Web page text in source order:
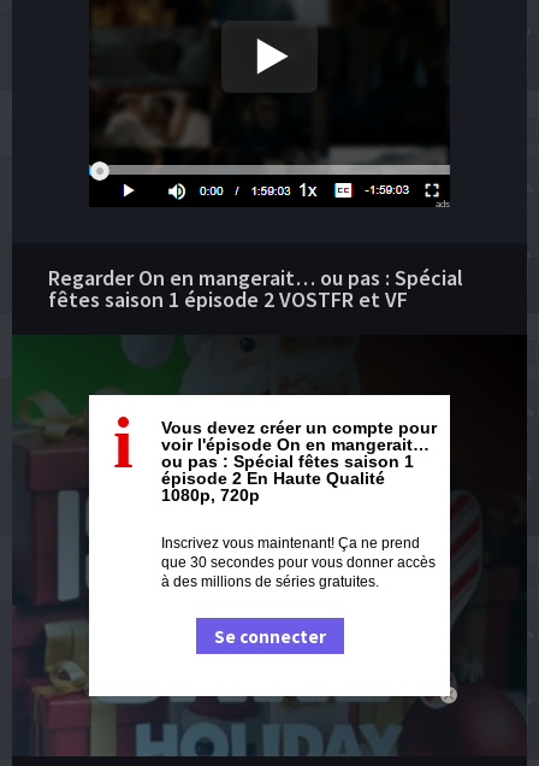
ads
Regarder On en mangerait… ou pas : Spécial
fêtes saison 1 épisode 2 VOSTFR et VF
close
i
Vous devez créer un compte pour
voir l'épisode On en mangerait…
ou pas : Spécial fêtes saison 1
épisode 2 En Haute Qualité
1080p, 720p
Inscrivez vous maintenant! Ça ne prend
que 30 secondes pour vous donner accès
à des millions de séries gratuites.
Se connecter